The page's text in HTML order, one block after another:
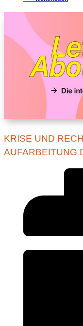
KRISE UND
AUFARBEITUNG